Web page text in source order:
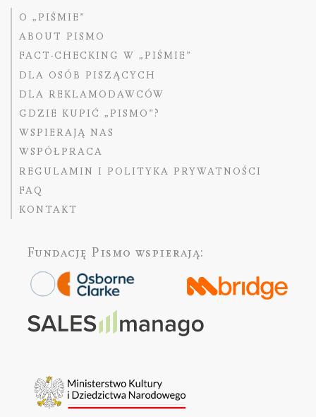
O „PIŚMIE”
ABOUT PISMO
FACT-CHECKING W „PIŚMIE”
DLA OSÓB PISZĄCYCH
DLA REKLAMODAWCÓW
GDZIE KUPIĆ „PISMO”?
WSPIERAJĄ NAS
WSPÓŁPRACA
REGULAMIN I POLITYKA PRYWATNOŚCI
FAQ
KONTAKT
Fundację Pismo wspierają: